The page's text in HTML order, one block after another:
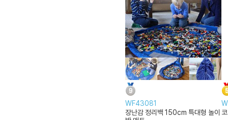
WF43081
장난감 정리백 150cm 특대형 놀이